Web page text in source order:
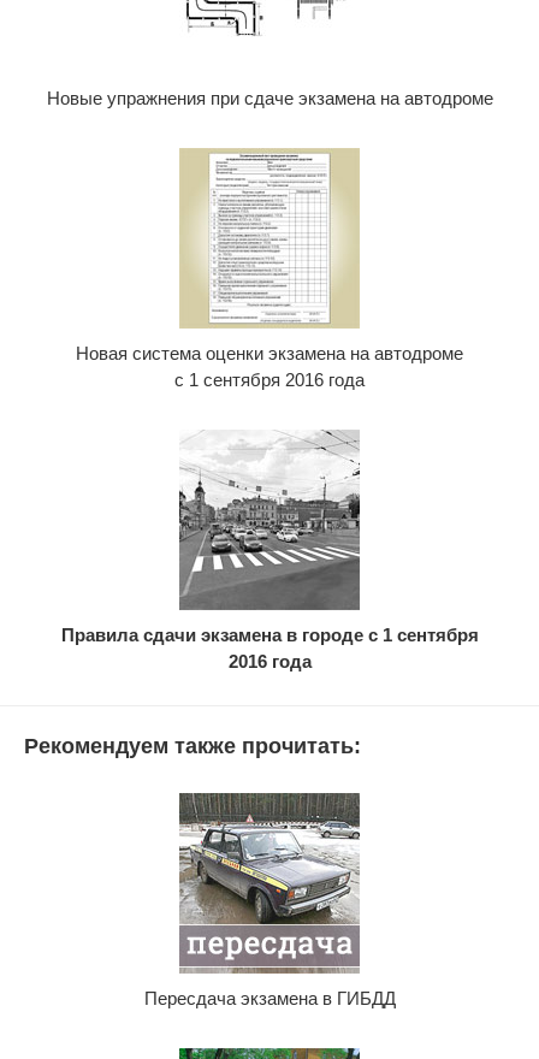
Новые упражнения при сдаче экзамена на автодроме
Новая система оценки экзамена на автодроме
с 1 сентября 2016 года
Правила сдачи экзамена в городе с 1 сентября
2016 года
Рекомендуем также прочитать:
Пересдача экзамена в ГИБДД